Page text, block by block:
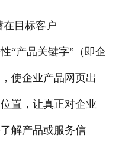
目标客户
“产品关键字”（即企
使企业产品网页出
置，让真正对企业
解产品或服务信